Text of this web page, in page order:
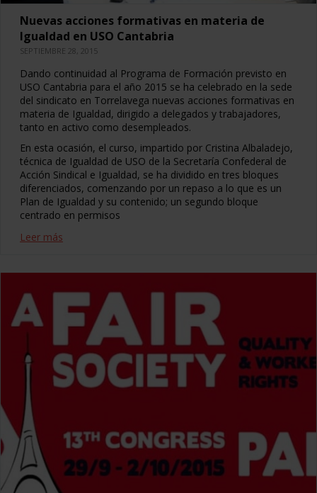
Nuevas acciones formativas en materia de
Igualdad en USO Cantabria
SEPTIEMBRE 28, 2015
Dando continuidad al Programa de Formación previsto en
USO Cantabria para el año 2015 se ha celebrado en la sede
del sindicato en Torrelavega nuevas acciones formativas en
materia de Igualdad, dirigido a delegados y trabajadores,
tanto en activo como desempleados.
En esta ocasión, el curso, impartido por Cristina Albaladejo,
técnica de Igualdad de USO de la Secretaría Confederal de
Acción Sindical e Igualdad, se ha dividido en tres bloques
diferenciados, comenzando por un repaso a lo que es un
Plan de Igualdad y su contenido; un segundo bloque
centrado en permisos
Leer más